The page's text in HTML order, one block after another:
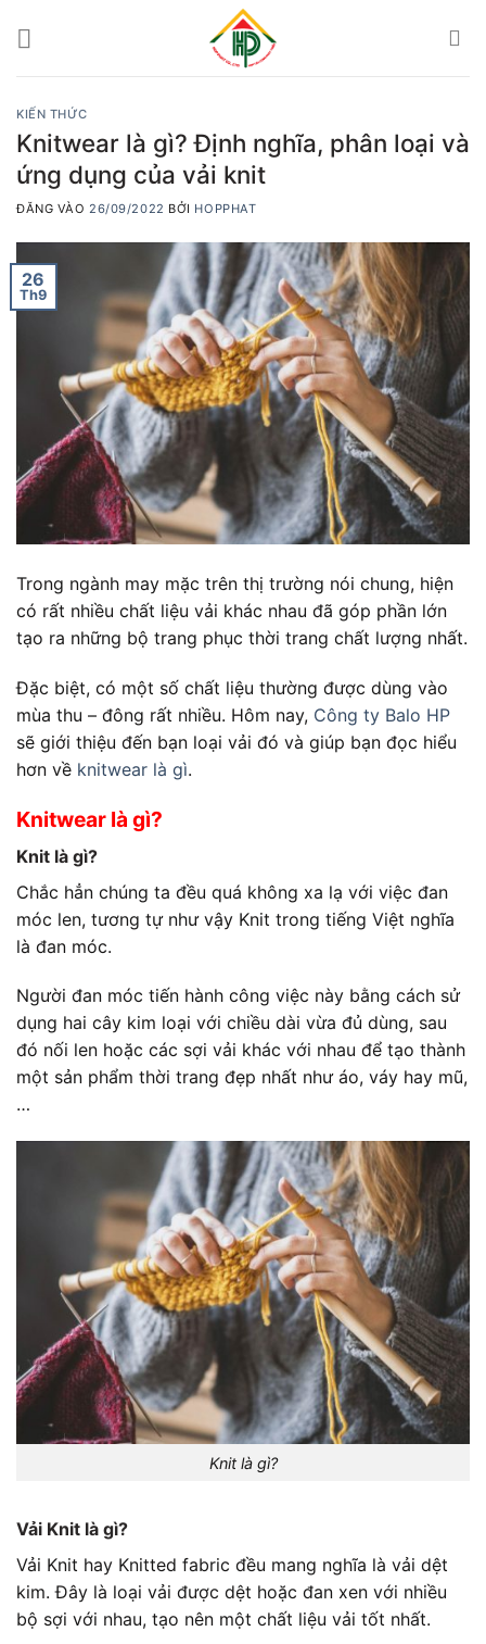
KIẾN THỨC
Knitwear là gì? Định nghĩa, phân loại và
ứng dụng của vải knit
ĐĂNG VÀO 26/09/2022 BỞI HOPPHAT
26
Th9
Trong ngành may mặc trên thị trường nói chung, hiện
có rất nhiều chất liệu vải khác nhau đã góp phần lớn
tạo ra những bộ trang phục thời trang chất lượng nhất.
Đặc biệt, có một số chất liệu thường được dùng vào
mùa thu – đông rất nhiều. Hôm nay, Công ty Balo HP
sẽ giới thiệu đến bạn loại vải đó và giúp bạn đọc hiểu
hơn về knitwear là gì.
Knitwear là gì?
Knit là gì?
Chắc hẳn chúng ta đều quá không xa lạ với việc đan
móc len, tương tự như vậy Knit trong tiếng Việt nghĩa
là đan móc.
Người đan móc tiến hành công việc này bằng cách sử
dụng hai cây kim loại với chiều dài vừa đủ dùng, sau
đó nối len hoặc các sợi vải khác với nhau để tạo thành
một sản phẩm thời trang đẹp nhất như áo, váy hay mũ,
…
Knit là gì?
Vải Knit là gì?
Vải Knit hay Knitted fabric đều mang nghĩa là vải dệt
kim. Đây là loại vải được dệt hoặc đan xen với nhiều
bộ sợi với nhau, tạo nên một chất liệu vải tốt nhất.